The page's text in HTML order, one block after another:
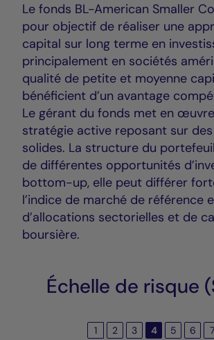
Le fonds BL-American Smaller
pour objectif de réaliser une
capital sur long terme en
principalement en sociétés
qualité de petite et moyenne
bénéficient d’un avantage
Le gérant du fonds met en
stratégie active reposant sur
solides. La structure du
de différentes opportunités
bottom-up, elle peut différer
l’indice de marché de référence
d’allocations sectorielles et de
boursière.
Échelle de risque
1 2 3 4 5 6 7